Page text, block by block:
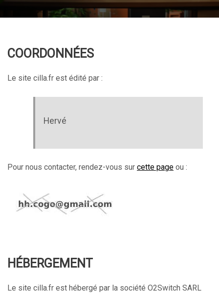
COORDONNÉES
Le site cilla.fr est édité par :
Hervé
Pour nous contacter, rendez-vous sur cette page ou :
HÉBERGEMENT
Le site cilla.fr est hébergé par la société O2Switch SARL